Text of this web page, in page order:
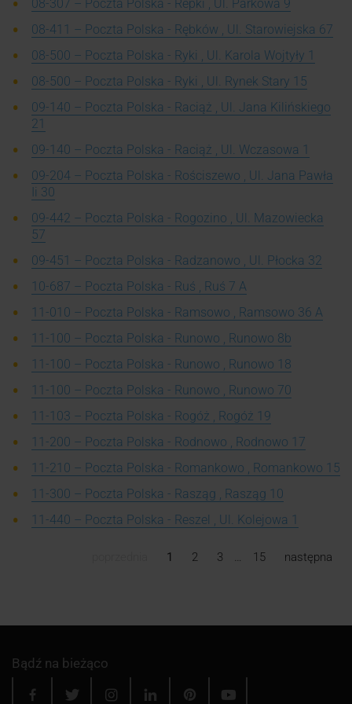
08-307 – Poczta Polska - Repki , Ul. Parkowa 9
08-411 – Poczta Polska - Rębków , Ul. Starowiejska 67
08-500 – Poczta Polska - Ryki , Ul. Karola Wojtyły 1
08-500 – Poczta Polska - Ryki , Ul. Rynek Stary 15
09-140 – Poczta Polska - Raciąż , Ul. Jana Kilińskiego
21
09-140 – Poczta Polska - Raciąż , Ul. Wczasowa 1
09-204 – Poczta Polska - Rościszewo , Ul. Jana Pawła
Ii 30
09-442 – Poczta Polska - Rogozino , Ul. Mazowiecka
57
09-451 – Poczta Polska - Radzanowo , Ul. Płocka 32
10-687 – Poczta Polska - Ruś , Ruś 7 A
11-010 – Poczta Polska - Ramsowo , Ramsowo 36 A
11-100 – Poczta Polska - Runowo , Runowo 8b
11-100 – Poczta Polska - Runowo , Runowo 18
11-100 – Poczta Polska - Runowo , Runowo 70
11-103 – Poczta Polska - Rogóż , Rogóż 19
11-200 – Poczta Polska - Rodnowo , Rodnowo 17
11-210 – Poczta Polska - Romankowo , Romankowo 15
11-300 – Poczta Polska - Rasząg , Rasząg 10
11-440 – Poczta Polska - Reszel , Ul. Kolejowa 1
1 2 3 … 15 następna
Bądź na bieżąco